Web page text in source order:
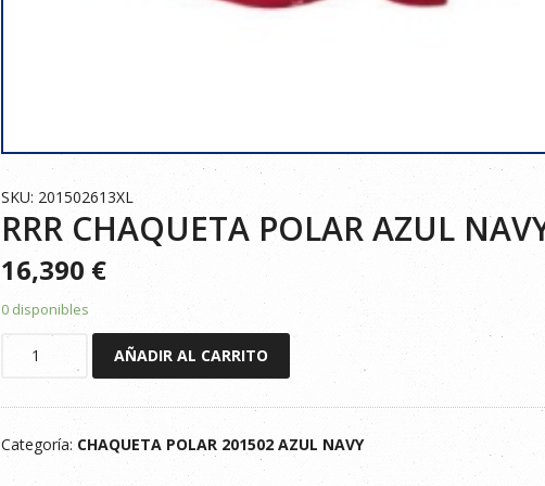
SKU: 201502613XL
RRR CHAQUETA POLAR AZUL
16,390 €
0 disponibles
CHAQUETA
NAVY
AÑADIR AL CARRITO
Categoría:CHAQUETA POLAR 201502 AZUL NAVY